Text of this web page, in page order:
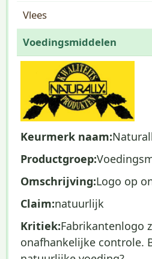
Vlees
Voedingsmiddelen
Keurmerk naam:
Productgroep:
Omschrijving:Logo op
Claim:natuurlijk
Kritiek:Fabrikantenlogo
onafhankelijke controle.